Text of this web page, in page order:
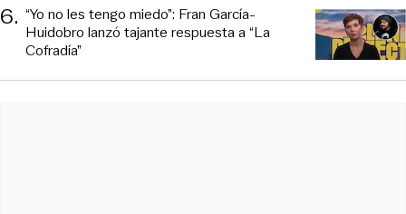
6. “Yo no les tengo miedo”: Fran García-
Huidobro lanzó tajante respuesta a “La
Cofradía”